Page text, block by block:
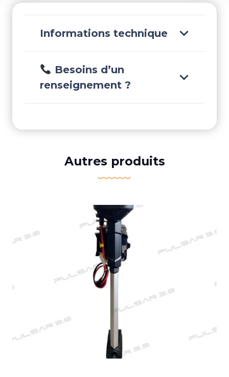
HE50805
Informations technique
Besoins d’un
renseignement ?
Autres produits